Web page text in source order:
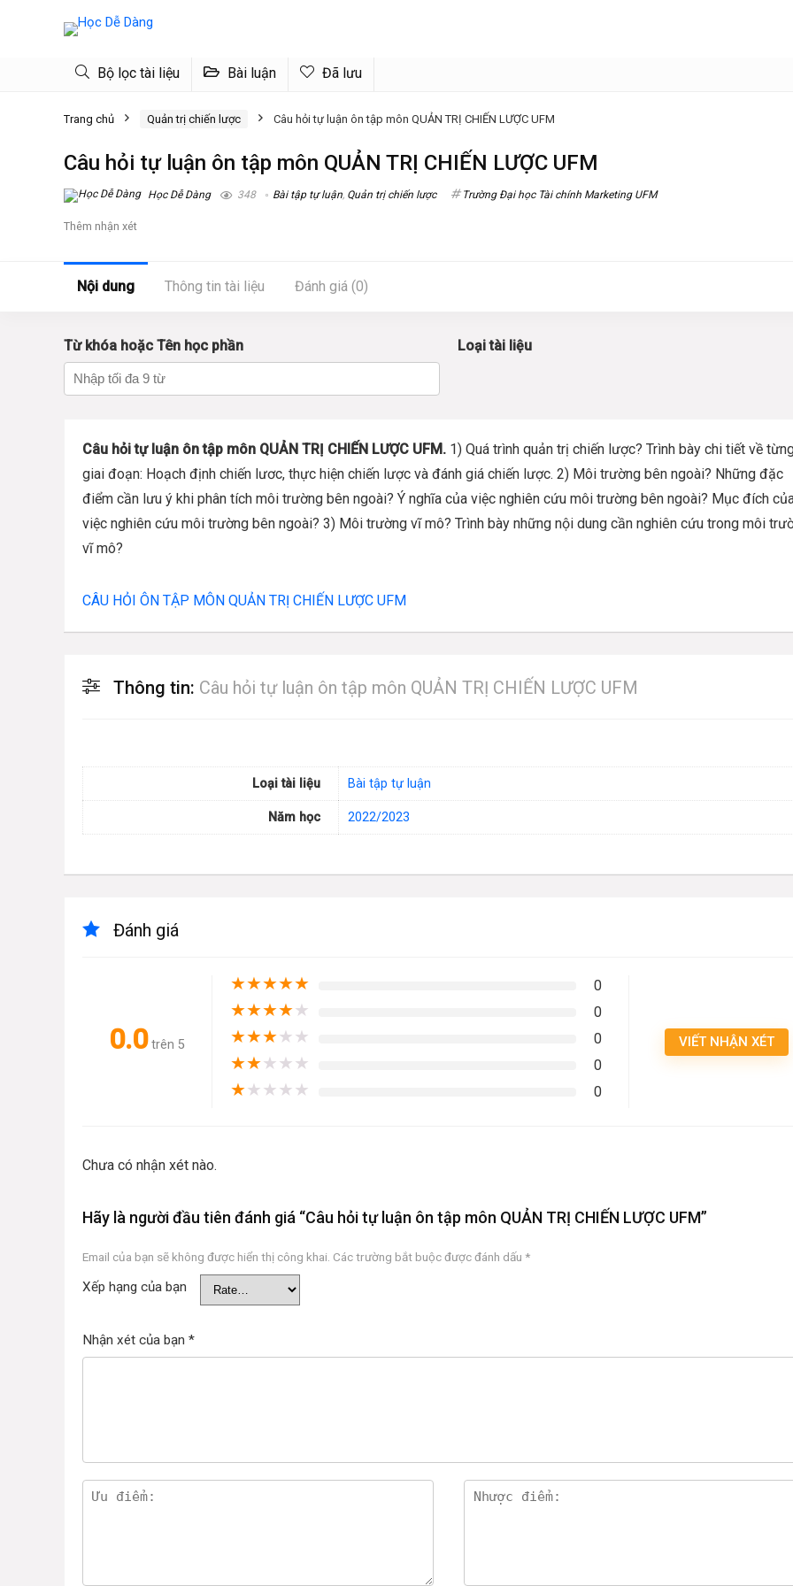
Bộ lọc tài liệu Bài luận Đã lưu
Trang chủ Quản trị chiến lược Câu hỏi tự luận ôn tập môn QUẢN TRỊ CHIẾN LƯỢC UFM
Câu hỏi tự luận ôn tập môn QUẢN TRỊ CHIẾN LƯỢC UFM
Học Dễ Dàng 348 Bài tập tự luận, Quản trị chiến lược Trường Đại học Tài chính Marketing UFM
Thêm nhận xét
Nội dung Thông tin tài liệu Đánh giá (0)
Từ khóa hoặc Tên học phần Loại tài liệu
Câu hỏi tự luận ôn tập môn QUẢN TRỊ CHIẾN LƯỢC UFM. 1) Quá trình quản trị chiến lược? Trình bày chi tiết về
giai đoạn: Hoạch định chiến lươc, thực hiện chiến lược và đánh giá chiến lược. 2) Môi trường bên ngoài? Những đặc
điểm cần lưu ý khi phân tích môi trường bên ngoài? Ý nghĩa của việc nghiên cứu môi trường bên ngoài? Mục đích
việc nghiên cứu môi trường bên ngoài? 3) Môi trường vĩ mô? Trình bày những nội dung cần nghiên cứu trong môi
vĩ mô?
CÂU HỎI ÔN TẬP MÔN QUẢN TRỊ CHIẾN LƯỢC UFM
Thông tin: Câu hỏi tự luận ôn tập môn QUẢN TRỊ CHIẾN LƯỢC UFM
Loại tài liệu Bài tập tự luận
Năm học 2022/2023
Đánh giá
0.0 trên 5
★★★★★ 0
★★★★★ 0
★★★★★ 0
★★★★★ 0
★★★★★ 0
VIẾT NHẬN XÉT
Chưa có nhận xét nào.
Hãy là người đầu tiên đánh giá “Câu hỏi tự luận ôn tập môn QUẢN TRỊ CHIẾN LƯỢC UFM”
Email của bạn sẽ không được hiển thị công khai. Các trường bắt buộc được đánh dấu *
Xếp hạng của bạn
Nhận xét của bạn *